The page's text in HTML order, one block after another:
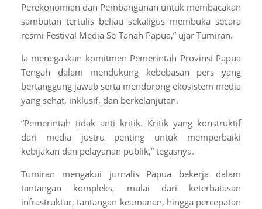
Perekonomian dan Pembangunan untuk membacakan
sambutan tertulis beliau sekaligus membuka secara
resmi Festival Media Se-Tanah Papua,” ujar Tumiran.
Ia menegaskan komitmen Pemerintah Provinsi Papua
Tengah dalam mendukung kebebasan pers yang
bertanggung jawab serta mendorong ekosistem media
yang sehat, inklusif, dan berkelanjutan.
“Pemerintah tidak anti kritik. Kritik yang konstruktif
dari media justru penting untuk memperbaiki
kebijakan dan pelayanan publik,” tegasnya.
Tumiran mengakui jurnalis Papua bekerja dalam
tantangan kompleks, mulai dari keterbatasan
infrastruktur, tantangan keamanan, hingga percepatan